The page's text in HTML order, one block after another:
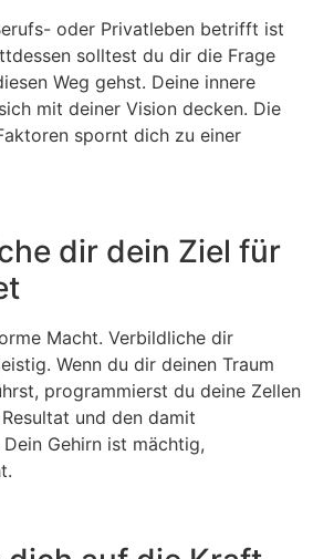
oder Privatleben betrifft ist
solltest du dir die Frage
Weg gehst. Deine innere
mit deiner Vision decken. Die
spornt dich zu einer
dir dein Ziel für
Macht. Verbildliche dir
Wenn du dir deinen Traum
programmierst du deine Zellen
und den damit
Gehirn ist mächtig,